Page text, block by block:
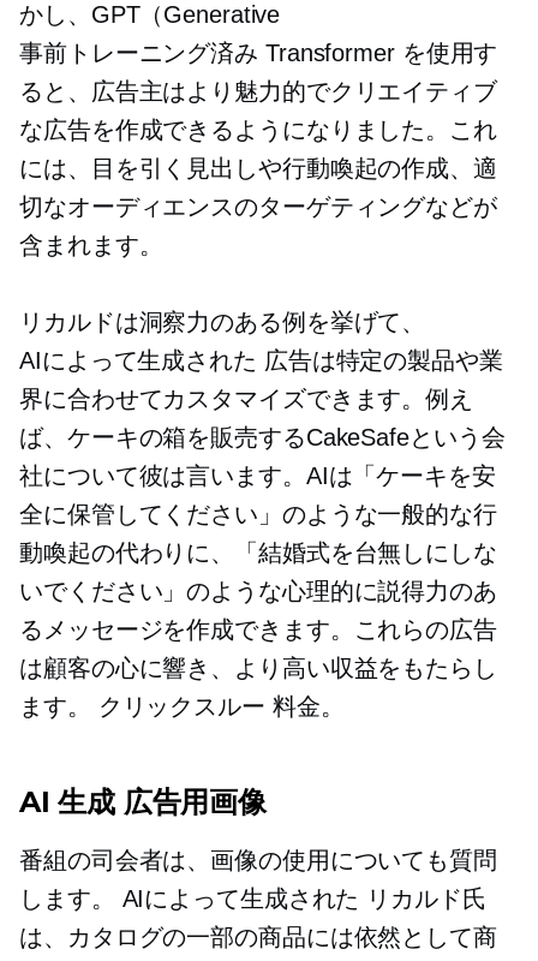
かし、GPT（Generative
事前トレーニング済み Transformer を使用す
ると、広告主はより魅力的でクリエイティブ
な広告を作成できるようになりました。これ
には、目を引く見出しや行動喚起の作成、適
切なオーディエンスのターゲティングなどが
含まれます。
リカルドは洞察力のある例を挙げて、
AIによって生成された 広告は特定の製品や業
界に合わせてカスタマイズできます。例え
ば、ケーキの箱を販売するCakeSafeという会
社について彼は言います。AIは「ケーキを安
全に保管してください」のような一般的な行
動喚起の代わりに、「結婚式を台無しにしな
いでください」のような心理的に説得力のあ
るメッセージを作成できます。これらの広告
は顧客の心に響き、より高い収益をもたらし
ます。
クリックスルー 料金。
AI 生成 広告用画像
番組の司会者は、画像の使用についても質問
します。 AIによって生成された リカルド氏
は、カタログの一部の商品には依然として商